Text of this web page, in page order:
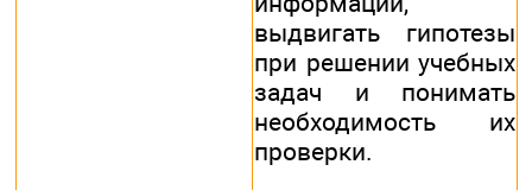
выдвигать гипотезы
при решении учебных
задач и понимать
необходимость их
проверки.